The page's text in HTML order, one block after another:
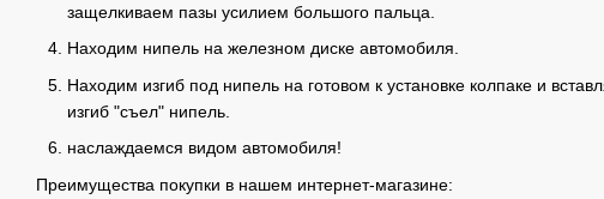
защелкиваем пазы усилием большого пальца.
Находим нипель на железном диске автомобиля.
Находим изгиб под нипель на готовом к установке колпаке и
изгиб "съел" нипель.
наслаждаемся видом автомобиля!
Преимущества покупки в нашем интернет-магазине: